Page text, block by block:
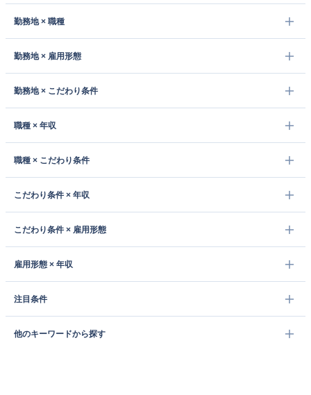
勤務地 × 職種
勤務地 × 雇用形態
勤務地 × こだわり条件
職種 × 年収
職種 × こだわり条件
こだわり条件 × 年収
こだわり条件 × 雇用形態
雇用形態 × 年収
注目条件
他のキーワードから探す